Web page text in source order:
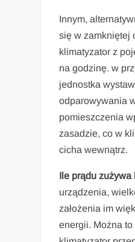
Innym,
się w zamkniętej
klimatyzator z
na godzinę. w
jednostka
odparowywania
pomieszczenia
zasadzie, co w
cicha wewnątrz.
Ile prądu zużywa
urządzenia,
założenia im
energii. Można